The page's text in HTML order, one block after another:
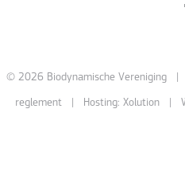
© 2026 Biodynamische Vereniging |
reglement| Hosting: Xolution|